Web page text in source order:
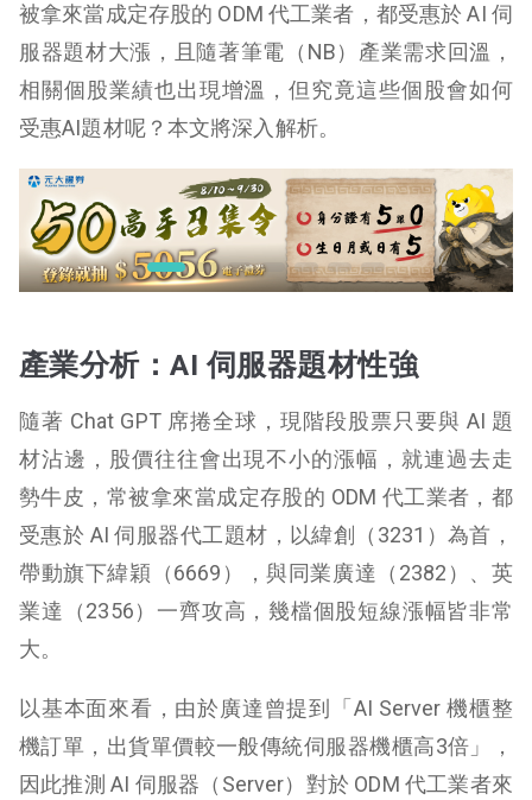
被拿來當成定存股的 ODM 代工業者，都受惠於 AI 伺
服器題材大漲，且隨著筆電（NB）產業需求回溫，
相關個股業績也出現增溫，但究竟這些個股會如何
受惠AI題材呢？本文將深入解析。
產業分析：AI 伺服器題材性強
隨著 Chat GPT 席捲全球，現階段股票只要與 AI 題
材沾邊，股價往往會出現不小的漲幅，就連過去走
勢牛皮，常被拿來當成定存股的 ODM 代工業者，都
受惠於 AI 伺服器代工題材，以緯創（3231）為首，
帶動旗下緯穎（6669），與同業廣達（2382）、英
業達（2356）一齊攻高，幾檔個股短線漲幅皆非常
大。
以基本面來看，由於廣達曾提到「AI Server 機櫃整
機訂單，出貨單價較一般傳統伺服器機櫃高3倍」，
因此推測 AI 伺服器（Server）對於 ODM 代工業者來